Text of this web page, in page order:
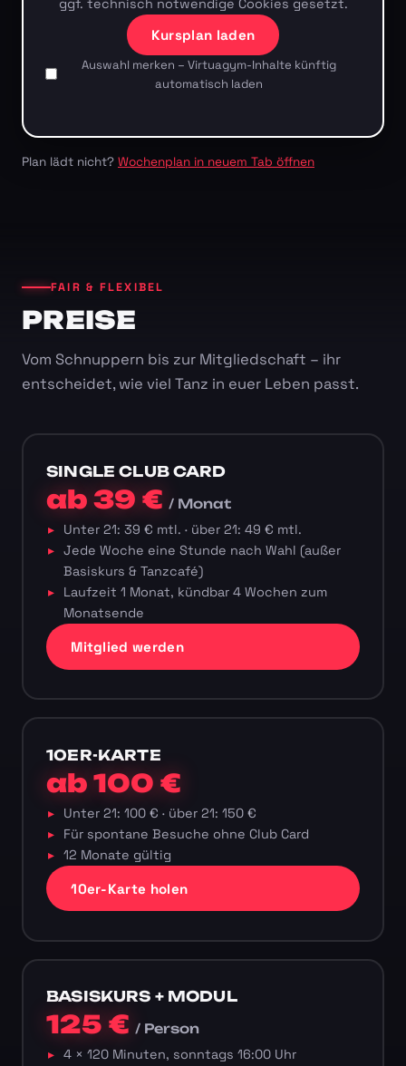
ggf. technisch notwendige Cookies gesetzt.
Kursplan laden
Auswahl merken – Virtuagym-Inhalte künftig
automatisch laden
Plan lädt nicht? Wochenplan in neuem Tab öffnen
FAIR & FLEXIBEL
PREISE
Vom Schnuppern bis zur Mitgliedschaft – ihr
entscheidet, wie viel Tanz in euer Leben passt.
SINGLE CLUB CARD
ab 39 €/ Monat
Unter 21: 39 € mtl. · über 21: 49 € mtl.
Jede Woche eine Stunde nach Wahl (außer
Basiskurs & Tanzcafé)
Laufzeit 1 Monat, kündbar 4 Wochen zum
Monatsende
Mitglied werden
10ER-KARTE
ab 100 €
Unter 21: 100 € · über 21: 150 €
Für spontane Besuche ohne Club Card
12 Monate gültig
10er-Karte holen
BASISKURS + MODUL
125 €/ Person
4 × 120 Minuten, sonntags 16:00 Uhr